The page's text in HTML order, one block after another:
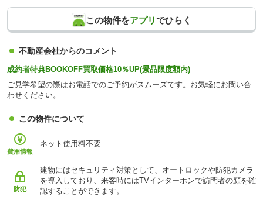
この物件をアプリでひらく
不動産会社からのコメント
成約者特典BOOKOFF買取価格10％UP(景品限度額内)
ご見学希望の際はお電話でのご予約がスムーズです。お気軽にお問い合
わせください。
この物件について
費用情報
ネット使用料不要
防犯
建物にはセキュリティ対策として、オートロックや防犯カメラ
を導入しており、来客時にはTVインターホンで訪問者の顔を確
認することができます。